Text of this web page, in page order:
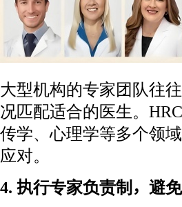
大型机构的专家团队往
况匹配适合的医生。
传学、心理学等多个领
应对。
4. 执行专家负责制，避